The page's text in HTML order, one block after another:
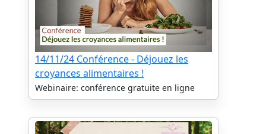
14/11/24 Conférence - Déjouez les
croyances alimentaires !
Webinaire: conférence gratuite en ligne